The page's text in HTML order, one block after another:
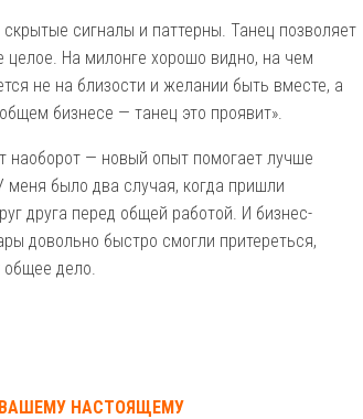
сигналы и паттерны. Танец позволяет
целое. На милонге хорошо видно, на чем
не на близости и желании быть вместе, а
бизнесе — танец это проявит».
наоборот — новый опыт помогает лучше
меня было два случая, когда пришли
друга перед общей работой. И бизнес-
довольно быстро смогли притереться,
общее дело.
НАСТОЯЩЕМУ